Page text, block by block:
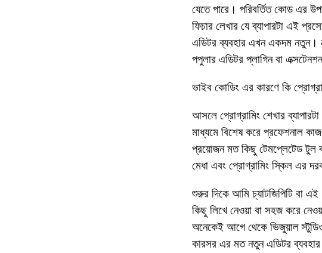
যেতে পারে। পরিবর্তিত কোড
ফিচার লেখার যে ব্যাপারটা এই
এডিটর ব্যবহার এখন একদম
পপুলার এডিটর প্লাগিন বা
ভাইব কোডিং এর কারণে কি
আসলে প্রোগ্রামিং শেখার
মাধ্যমে বিশেষ করে প্রফেশনাল
প্রয়োজন মত কিছু টেমপ্লেটেড টুল
মেধা এবং প্রোগ্রামিং স্কিল এর
শুরুর দিকে আমি চ্যাটজিপিটি বা
কিছু লিখে নেওয়া বা সহজ করে
অনেকেই আগে থেকে ভিজুয়াল
কারসর এর মত নতুন এডিটর